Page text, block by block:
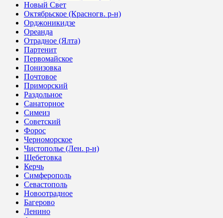
Новый Свет
Октябрьское (Красногв. р-н)
Орджоникидзе
Ореанда
Отрадное (Ялта)
Партенит
Первомайское
Понизовка
Почтовое
Приморский
Раздольное
Санаторное
Симеиз
Советский
Форос
Черноморское
Чистополье (Лен. р-н)
Щебетовка
Керчь
Симферополь
Севастополь
Новоотрадное
Багерово
Ленино